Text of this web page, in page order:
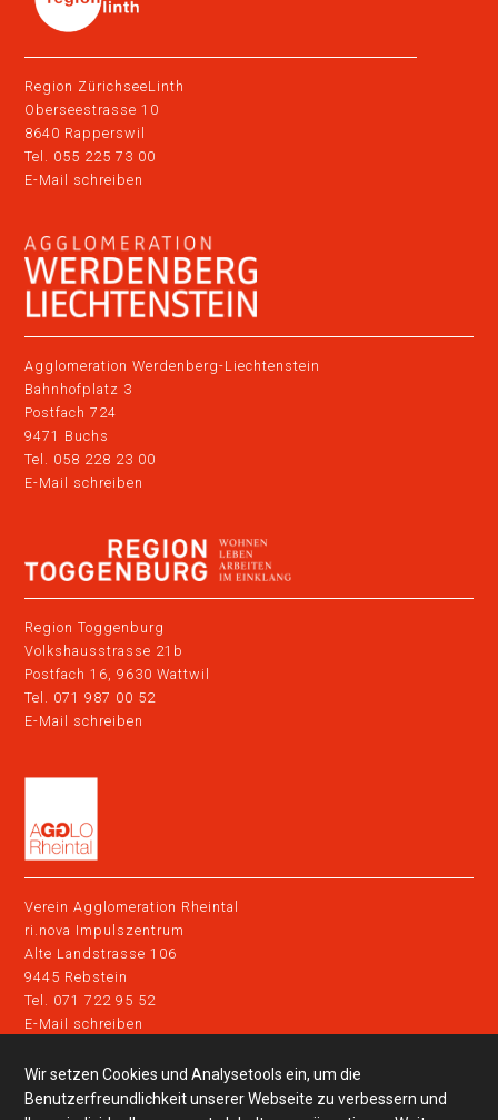
Region ZürichseeLinth
Oberseestrasse 10
8640 Rapperswil
Tel. 055 225 73 00
E-Mail schreiben
Agglomeration Werdenberg-Liechtenstein
Bahnhofplatz 3
Postfach 724
9471 Buchs
Tel. 058 228 23 00
E-Mail schreiben
Region Toggenburg
Volkshausstrasse 21b
Postfach 16, 9630 Wattwil
Tel. 071 987 00 52
E-Mail schreiben
Verein Agglomeration Rheintal
ri.nova Impulszentrum
Alte Landstrasse 106
9445 Rebstein
Tel. 071 722 95 52
E-Mail schreiben
Impressum Datenschutz
Wir setzen Cookies und Analysetools ein, um die
Benutzerfreundlichkeit unserer Webseite zu verbessern und